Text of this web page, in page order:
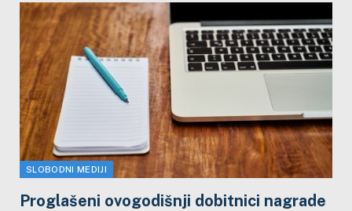
SLOBODNI MEDIJI
Proglašeni ovogodišnji dobitnici nagrade